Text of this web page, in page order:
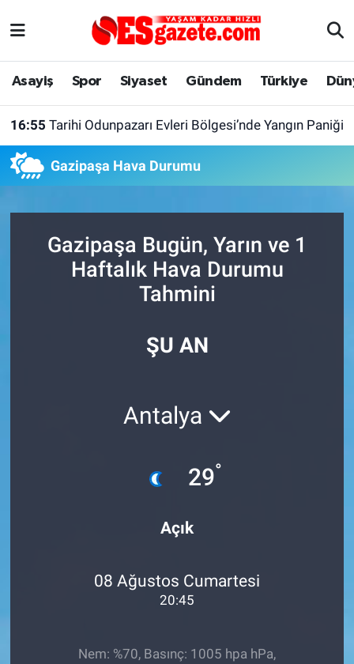
Asayiş Spor Siyaset Gündem Türkiye
16:55 Tarihi Odunpazarı Evleri Bölgesi’nde Yangın Paniği
Gazipaşa Hava Durumu
Gazipaşa Bugün, Yarın ve 1
Haftalık Hava Durumu
Tahmini
ŞU AN
Antalya
29°
Açık
08 Ağustos Cumartesi
20:45
Nem: %70, Basınç: 1005 hpa hPa,
Asayiş
Dünya
Alış-Veriş/İş dünyası
Yaşam
Röportaj
Eskişehir Nöbetçi Eczaneler
Son Dakika Haberleri